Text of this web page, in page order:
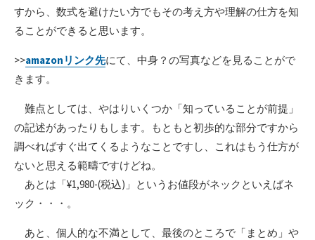
すから、数式を避けたい方でもその考え方や理解の仕方を知
ることができると思います。
>>amazonリンク先にて、中身？の写真などを見ることがで
きます。
難点としては、やはりいくつか「知っていることが前提」
の記述があったりもします。もともと初歩的な部分ですから
調べればすぐ出てくるようなことですし、これはもう仕方が
ないと思える範疇ですけどね。
あとは「¥1,980-(税込)」というお値段がネックといえばネ
ック・・・。
あと、個人的な不満として、最後のところで「まとめ」や